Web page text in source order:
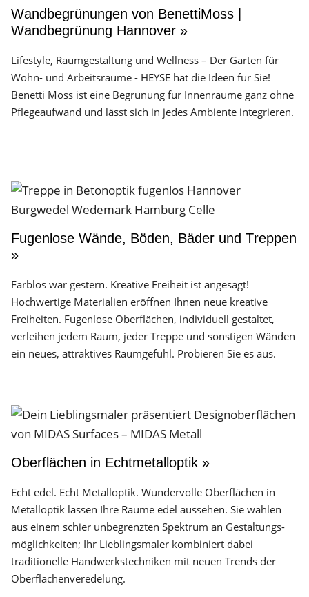
Wandbegrünungen von BenettiMoss |
Wandbegrünung Hannover »
Lifestyle, Raumgestaltung und Wellness – Der Garten für
Wohn- und Arbeitsräume - HEYSE hat die Ideen für Sie!
Benetti Moss ist eine Begrünung für Innenräume ganz ohne
Pflegeaufwand und lässt sich in jedes Ambiente integrieren.
Fugenlose Wände, Böden, Bäder und Treppen
»
Farblos war gestern. Kreative Freiheit ist angesagt!
Hochwertige Materialien eröffnen Ihnen neue kreative
Freiheiten. Fugenlose Oberflächen, individuell gestaltet,
verleihen jedem Raum, jeder Treppe und sonstigen Wänden
ein neues, attraktives Raumgefühl. Probieren Sie es aus.
Oberflächen in Echtmetalloptik »
Echt edel. Echt Metalloptik. Wundervolle Oberflächen in
Metalloptik lassen Ihre Räume edel aussehen. Sie wählen
aus einem schier unbegrenzten Spektrum an Gestaltungs­
möglichkeiten; Ihr Lieblingsmaler kombiniert dabei
traditionelle Handwerks­techniken mit neuen Trends der
Oberflächen­veredelung.